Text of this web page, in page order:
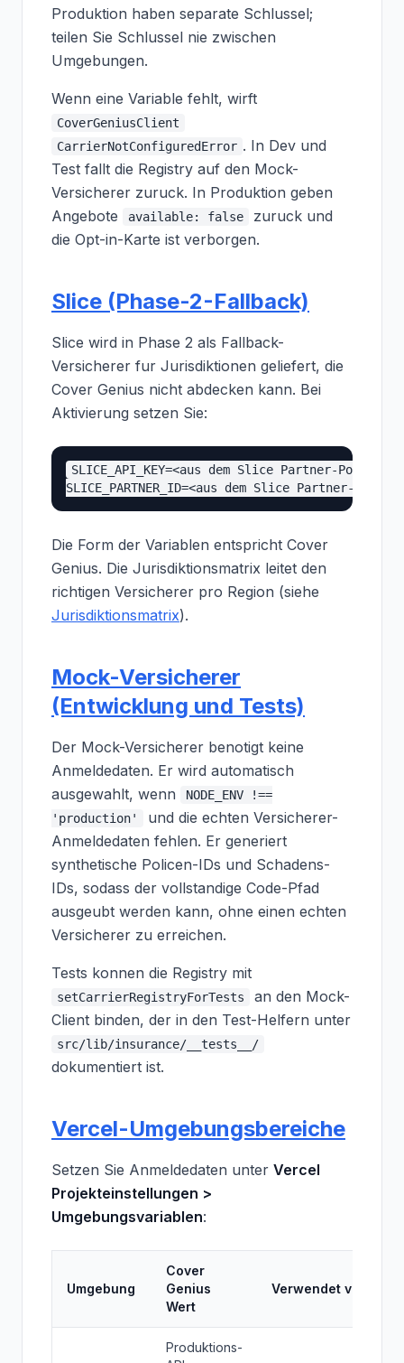
Produktion haben separate Schlussel;
teilen Sie Schlussel nie zwischen
Umgebungen.
Wenn eine Variable fehlt, wirft
CoverGeniusClient
CarrierNotConfiguredError . In Dev und
Test fallt die Registry auf den Mock-
Versicherer zuruck. In Produktion geben
Angebote
available: false
zuruck und
die Opt-in-Karte ist verborgen.
Slice (Phase-2-Fallback)
Slice wird in Phase 2 als Fallback-
Versicherer fur Jurisdiktionen geliefert, die
Cover Genius nicht abdecken kann. Bei
Aktivierung setzen Sie:
SLICE_API_KEY=<aus dem Slice Partner-Portal>
Die Form der Variablen entspricht Cover
Genius. Die Jurisdiktionsmatrix leitet den
richtigen Versicherer pro Region (siehe
Jurisdiktionsmatrix).
Mock-Versicherer
(Entwicklung und Tests)
Der Mock-Versicherer benotigt keine
Anmeldedaten. Er wird automatisch
ausgewahlt, wenn
NODE_ENV !==
'production'
und die echten Versicherer-
Anmeldedaten fehlen. Er generiert
synthetische Policen-IDs und Schadens-
IDs, sodass der vollstandige Code-Pfad
ausgeubt werden kann, ohne einen echten
Versicherer zu erreichen.
Tests konnen die Registry mit
setCarrierRegistryForTests
an den Mock-
Client binden, der in den Test-Helfern unter
src/lib/insurance/__tests__/
dokumentiert ist.
Vercel-Umgebungsbereiche
Setzen Sie Anmeldedaten unter Vercel
Projekteinstellungen >
Umgebungsvariablen:
Umgebung
Cover
Genius
Wert
Verwendet von
Produktions-